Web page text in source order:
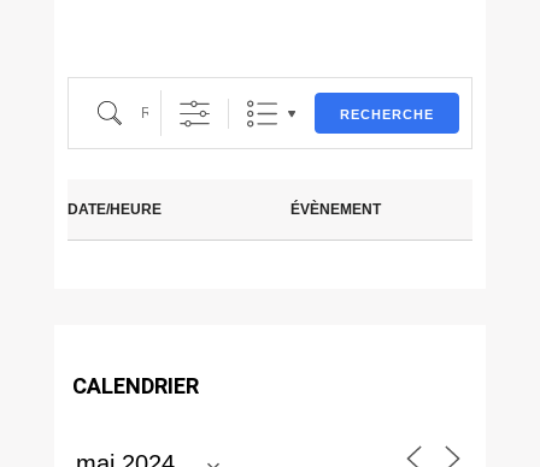
Recherche RECHERCHE
DATE/HEURE ÉVÈNEMENT
CALENDRIER